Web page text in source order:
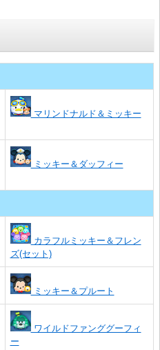
マリンドナルド＆ミッキー
ミッキー＆ダッフィー
カラフルミッキー＆フレン
ズ(セット)
ミッキー＆プルート
ワイルドファンググーフィ
ー